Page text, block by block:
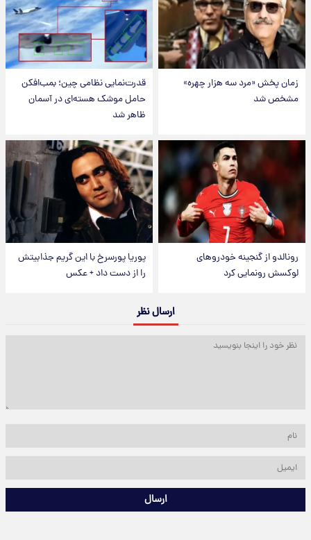
زمان پخش «مرد سه هزار چهره»
مشخص شد
قدرت‌نمایی نظامی چین؛ بمب‌افکن
حامل موشک هسته‌ای در آسمان
ظاهر شد
رونالدو از گنجینه خودروهای
لوکسش رونمایی کرد
پوریا پورسرخ با این گریم جذابیتش
را از دست داد + عکس
ارسال نظر
ارسال